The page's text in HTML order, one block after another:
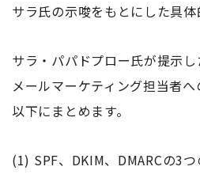
サラ氏の示唆をもとにした具体
サラ・パパドプロー氏が提示
メールマーケティング担当者
以下にまとめます。
(1) SPF、DKIM、DMARCの3